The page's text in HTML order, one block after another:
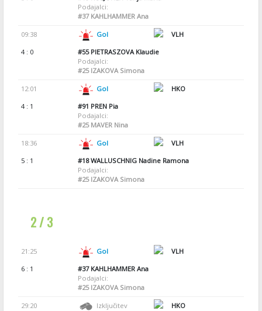
Podajalci:
#37KAHLHAMMER Ana
09:38 Gol
VLH
4 : 0
#55PIETRASZOVA Klaudie
Podajalci:
#25IZAKOVA Simona
12:01 Gol
HKO
4 : 1
#91 PREN Pia
Podajalci:
#25MAVER Nina
18:36 Gol
VLH
5 : 1
#18WALLUSCHNIG Nadine Ramona
Podajalci:
#25IZAKOVA Simona
2 / 3
21:25 Gol
VLH
6 : 1
#37KAHLHAMMER Ana
Podajalci:
#25IZAKOVA Simona
29:20 Izključitev
HKO